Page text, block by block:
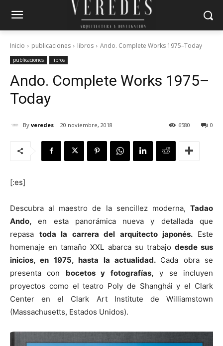
Inicio publicaciones libros Ando. Complete Works 1975–Today
publicaciones libros
Ando. Complete Works 1975–
Today
By veredes 20 noviembre, 2018 0
6580
[:es]
Descubra al maestro de la sencillez moderna, Tadao
Ando,en esta panorámica nueva y detallada que
repasa toda la carrera del arquitecto japonés. Este
homenaje en tamaño XXL abarca su trabajo desde sus
inicios, en 1975, hasta la actualidad. Cada obra se
presenta con bocetos y fotografías, y se incluyen
proyectos como el teatro Poly de Shanghái y el Clark
Center en el Clark Art Institute de Williamstown
(Massachusetts, Estados Unidos).